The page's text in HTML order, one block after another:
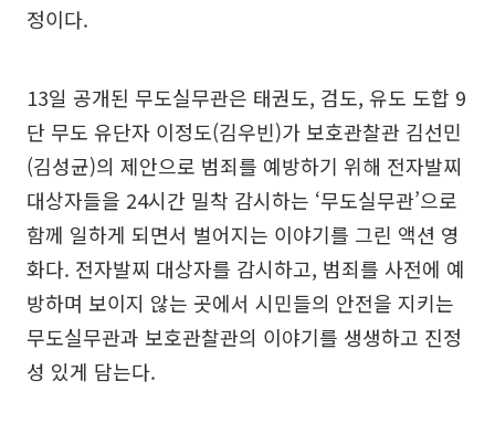
정이다.
13일 공개된 무도실무관은 태권도, 검도, 유도 도합 9
단 무도 유단자 이정도(김우빈)가 보호관찰관 김선민
(김성균)의 제안으로 범죄를 예방하기 위해 전자발찌
대상자들을 24시간 밀착 감시하는 ‘무도실무관’으로
함께 일하게 되면서 벌어지는 이야기를 그린 액션 영
화다. 전자발찌 대상자를 감시하고, 범죄를 사전에 예
방하며 보이지 않는 곳에서 시민들의 안전을 지키는
무도실무관과 보호관찰관의 이야기를 생생하고 진정
성 있게 담는다.